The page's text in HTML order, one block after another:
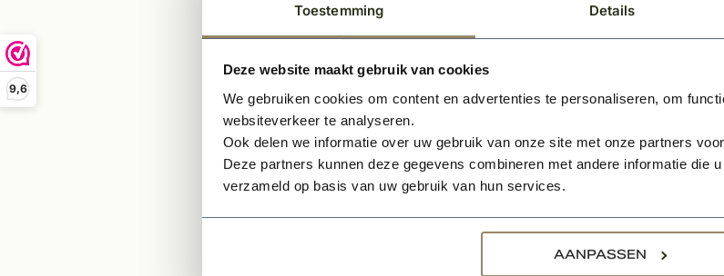
Toestemming Details
Deze website maakt gebruik van cookies
We gebruiken cookies om content en advertenties te personaliseren, om
websiteverkeer te analyseren.
Ook delen we informatie over uw gebruik van onze site met onze partners
Deze partners kunnen deze gegevens combineren met andere informatie die
verzameld op basis van uw gebruik van hun services.
AANPASSEN
9,6
Kempisch luik type
KQ116